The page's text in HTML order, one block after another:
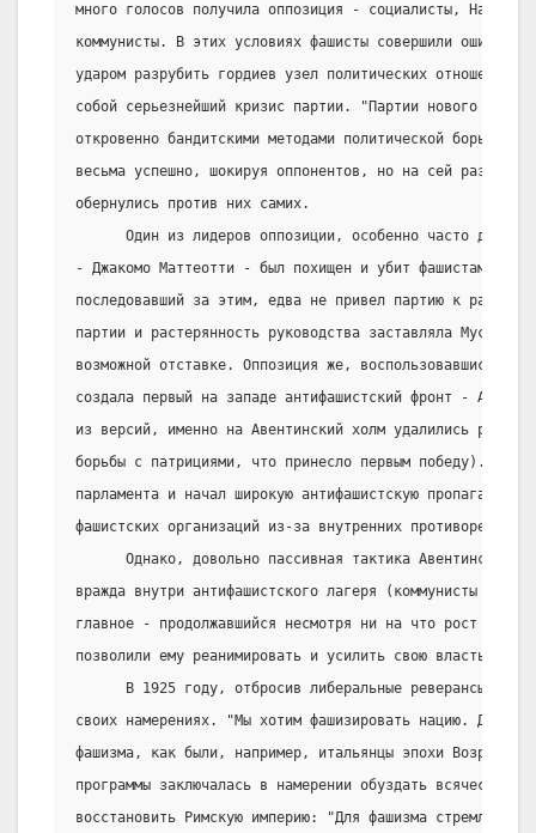
много голосов получила оппозиция - социалисты,
коммунисты. В этих условиях фашисты совершили ошибку,
ударом разрубить гордиев узел политических отношений,
собой серьезнейший кризис партии. "Партии нового типа"
откровенно бандитскими методами политической борьбы,
весьма успешно, шокируя оппонентов, но на сей раз
обернулись против них самих.
Один из лидеров оппозиции, особенно часто
- Джакомо Маттеотти - был похищен и убит фашистами.
последовавший за этим, едва не привел партию к
партии и растерянность руководства заставляла
возможной отставке. Оппозиция же, воспользовавшись
создала первый на западе антифашистский фронт -
из версий, именно на Авентинский холм удалились
борьбы с патрициями, что принесло первым победу). Блок
парламента и начал широкую антифашистскую пропаганду,
фашистских организаций из-за внутренних противоречий
Однако, довольно пассивная тактика Авентинского
вражда внутри антифашистского лагеря (коммунисты так
главное - продолжавшийся несмотря ни на что рост
позволили ему реанимировать и усилить свою власть.
В 1925 году, отбросив либеральные реверансы,
своих намерениях. "Мы хотим фашизировать нацию. Должны
фашизма, как были, например, итальянцы эпохи
программы заключалась в намерении обуздать всяческую
восстановить Римскую империю: "Для фашизма